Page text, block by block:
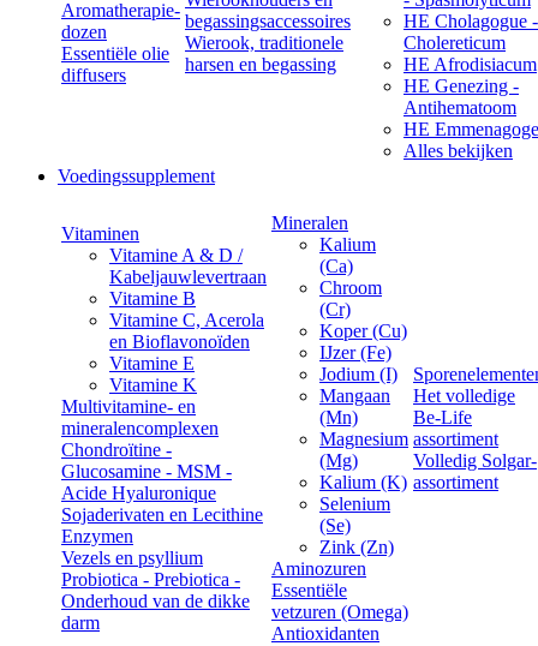
Aromatherapie-
dozen
Essentiële olie
diffusers
begassingsaccessoires
Wierook, traditionele
harsen en begassing
HE Cholagogue -
Cholereticum
HE Afrodisiacum
HE Genezing -
Antihematoom
HE Emmenagoge
Alles bekijken
Voedingssupplement
Vitaminen
Vitamine A & D /
Kabeljauwlevertraan
Vitamine B
Vitamine C, Acerola
en Bioflavonoïden
Vitamine E
Vitamine K
Multivitamine- en
mineralencomplexen
Chondroïtine -
Glucosamine - MSM -
Acide Hyaluronique
Sojaderivaten en Lecithine
Enzymen
Vezels en psyllium
Probiotica - Prebiotica -
Onderhoud van de dikke
darm
Mineralen
Kalium
(Ca)
Chroom
(Cr)
Koper (Cu)
IJzer (Fe)
Jodium (I)
Mangaan
(Mn)
Magnesium
(Mg)
Kalium (K)
Selenium
(Se)
Zink (Zn)
Aminozuren
Essentiële
vetzuren (Omega)
Antioxidanten
Het volledige
Be-Life
assortiment
Volledig Solgar-
assortiment